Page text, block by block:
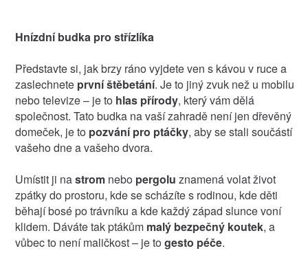
Hnízdní budka pro střízlíka
Představte si, jak brzy ráno vyjdete ven s kávou v ruce a
zaslechnete první štěbetání. Je to jiný zvuk než u mobilu
nebo televize – je to hlas přírody, který vám dělá
společnost. Tato budka na vaší zahradě není jen dřevěný
domeček, je to pozvání pro ptáčky, aby se stali součástí
vašeho dne a vašeho dvora.
Umístit ji nastromnebo pergolu znamená volat život
zpátky do prostoru, kde se scházíte s rodinou, kde děti
běhají bosé po trávníku a kde každý západ slunce voní
klidem. Dáváte tak ptákům malý bezpečný koutek, a
vůbec to není maličkost – je to gesto péče.